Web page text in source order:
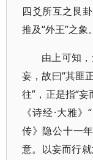
四爻所互之艮
推及“外王”之象。
由上可知
妄，故曰“其匪
往”，正是指“
《诗经·大雅
传》隐公十一
意。以妄而行